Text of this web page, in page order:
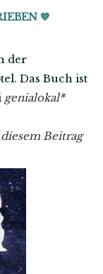
💙
der
Das Buch ist
genialokal*
Beitrag